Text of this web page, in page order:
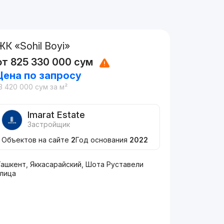
«Sohil Boyi»
825 330 000 сум
по запросу
420 000 сум за м²
Imarat Estate
Застройщик
Объектов на сайте 2Год основания 2022
Яккасарайский, Шота Руставели